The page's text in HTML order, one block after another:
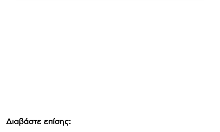
Διαβάστε επίσης: